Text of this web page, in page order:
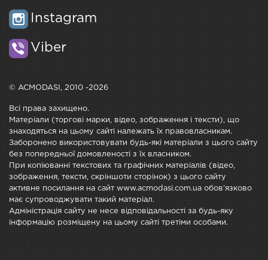
Instagram
Viber
© ACMODASI, 2010 -2026
Всі права захищено.
Матеріали (торгові марки, відео, зображення і тексти), що
знаходяться на цьому сайті належать їх правовласникам.
Заборонено використовувати будь-які матеріали з цього сайту
без попередньої домовленості з їх власником.
При копіюванні текстових та графічних матеріалів (відео,
зображення, тексти, скріншоти сторінок) з цього сайту
активне посилання на сайт www.acmodasi.com.ua обов'язково
має супроводжувати такий матеріал.
Адміністрація сайту не несе відповідальності за будь-яку
інформацію розміщену на цьому сайті третіми особами.